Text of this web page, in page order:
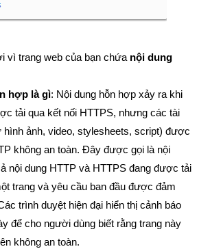
vì trang web của bạn chứa nội dung
hợp là gì: Nội dung hỗn hợp xảy ra khi
tải qua kết nối HTTPS, nhưng các tài
hình ảnh, video, stylesheets, script) được
không an toàn. Đây được gọi là nội
nội dung HTTP và HTTPS đang được tải
trang và yêu cầu ban đầu được đảm
trình duyệt hiện đại hiển thị cảnh báo
để cho người dùng biết rằng trang này
không an toàn.